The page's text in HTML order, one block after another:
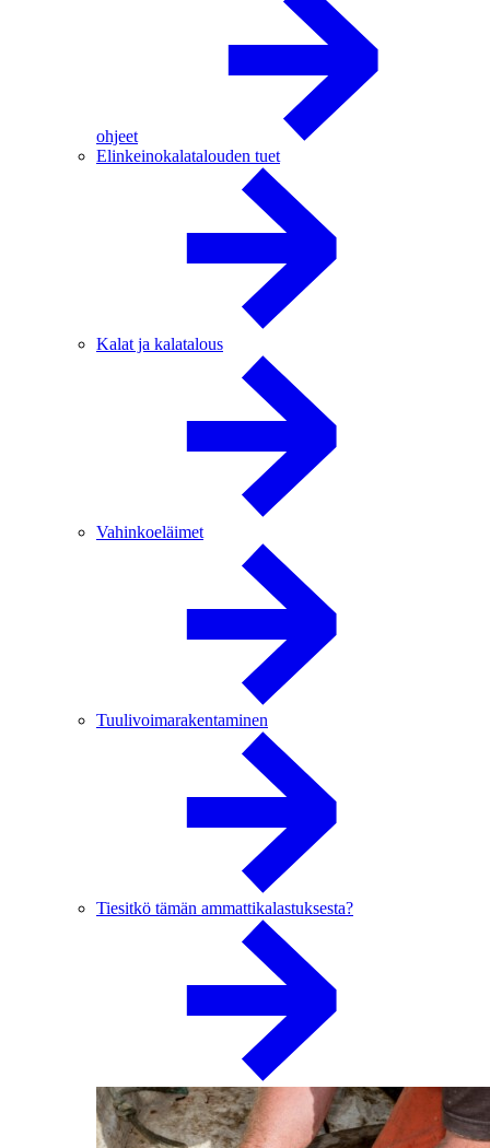
ohjeet
Elinkeinokalatalouden tuet
Kalat ja kalatalous
Vahinkoeläimet
Tuulivoimarakentaminen
Tiesitkö tämän ammattikalastuksesta?